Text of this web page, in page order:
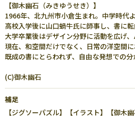
【御木幽石（みきゆうせき）】
1966年、北九州市小倉生まれ。中学時代
高校入学後に山口蝸牛氏に師事し、書に転
大学卒業後はデザイン分野に活動を広げ
現在、和空間だけでなく、日常の洋空間に
既成の書にとらわれず、自由な発想での
(C)御木幽石
補足
【ジグソーパズル】【イラスト】【御木